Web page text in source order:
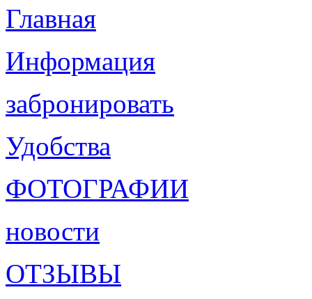
Главная
Информация
забронировать
Удобства
ФОТОГРАФИИ
новости
ОТЗЫВЫ